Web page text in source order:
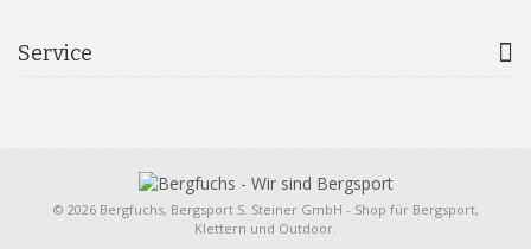
Service
© 2026 Bergfuchs, Bergsport S. Steiner GmbH - Shop für Bergsport,
Klettern und Outdoor.